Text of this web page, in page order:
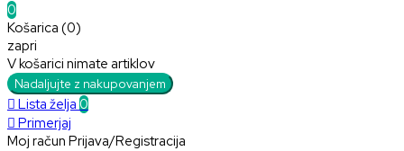
0
Košarica (0)
zapri
V košarici nimate artiklov
Nadaljujte z nakupovanjem
 Lista želja 0
 Primerjaj
Moj račun Prijava/Registracija